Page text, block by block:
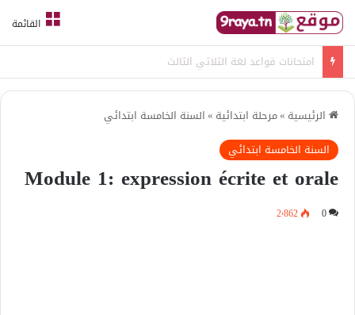
القائمة
امتحانات قواعد لغة الثلاثي الثالث
الرئيسية »مرحلة ابتدائية »السنة الخامسة ابتدائي
السنة الخامسة ابتدائي
Module 1: expression écrite et orale
0 2٬862